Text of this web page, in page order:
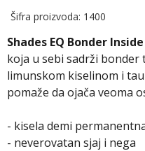
Šifra proizvoda: 1400
Shades EQ Bonder Inside
koja u sebi sadrži
limunskom kiselinom i
pomaže da ojača veoma
- kisela demi
- neverovatan sjaj i nega